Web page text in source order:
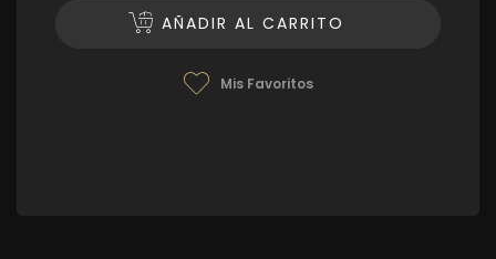
AÑADIR AL CARRITO
Mis Favoritos